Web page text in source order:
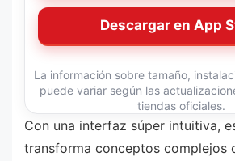
Descargar en App
La información sobre tamaño,
puede variar según las
tiendas oficiales.
Con una interfaz súper intuitiva,
transforma conceptos complejos